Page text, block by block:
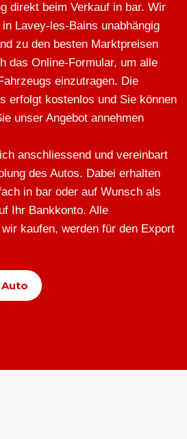
direkt beim Verkauf in bar. Wir
Lavey-les-Bains unabhängig
zu den besten Marktpreisen
das Online-Formular, um alle
einzutragen. Die
erfolgt kostenlos und Sie können
unser Angebot annehmen
anschliessend und vereinbart
des Autos. Dabei erhalten
in bar oder auf Wunsch als
Ihr Bankkonto. Alle
kaufen, werden für den Export